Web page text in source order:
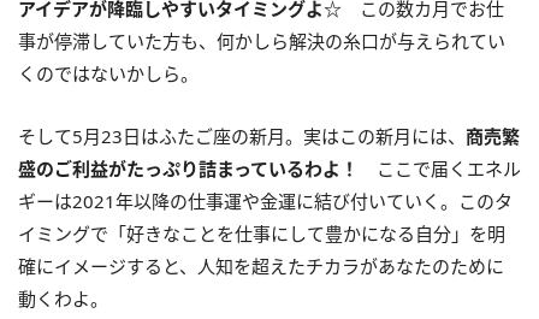
アイデアが降臨しやすいタイミングよ☆ この数カ月でお仕
事が停滞していた方も、何かしら解決の糸口が与えられてい
くのではないかしら。
そして5月23日はふたご座の新月。実はこの新月には、 商売繁
盛のご利益がたっぷり詰まっているわよ！
ここで届くエネル
ギーは2021年以降の仕事運や金運に結び付いていく。このタ
イミングで「好きなことを仕事にして豊かになる自分」を明
確にイメージすると、人知を超えたチカラがあなたのために
動くわよ。